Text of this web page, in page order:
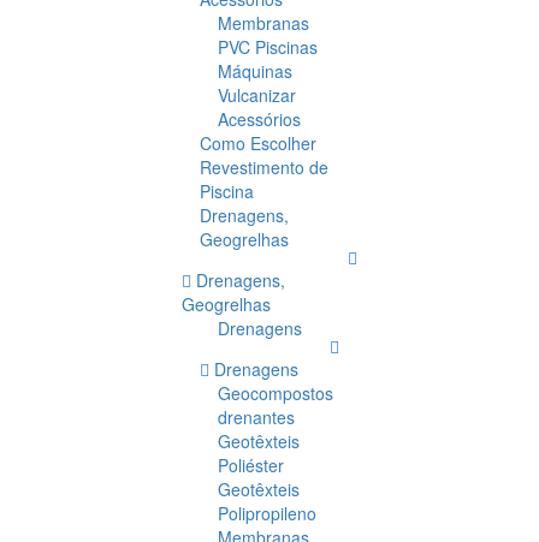
Membranas
PVC Piscinas
Máquinas
Vulcanizar
Acessórios
Como Escolher
Revestimento de
Piscina
Drenagens,
Geogrelhas
Drenagens,
Geogrelhas
Drenagens
Drenagens
Geocompostos
drenantes
Geotêxteis
Poliéster
Geotêxteis
Polipropileno
Membranas